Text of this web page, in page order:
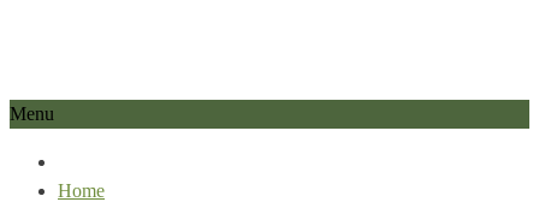
Menu
Home